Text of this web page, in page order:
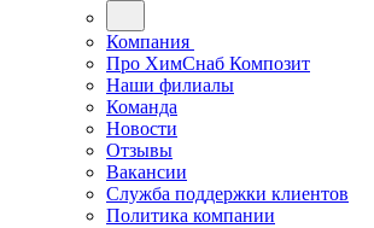
Компания
Про ХимСнаб Композит
Наши филиалы
Команда
Новости
Отзывы
Вакансии
Служба поддержки клиентов
Политика компании